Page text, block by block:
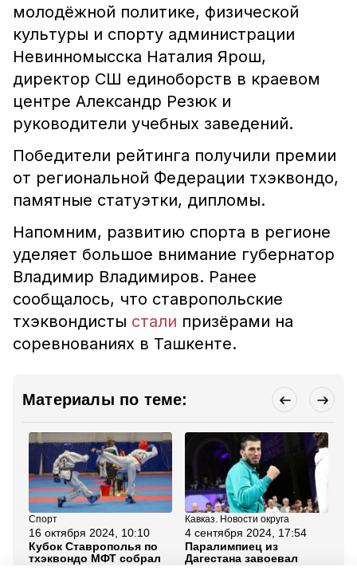
молодёжной политике, физической
культуры и спорту администрации
Невинномысска Наталия Ярош,
директор СШ единоборств в краевом
центре Александр Резюк и
руководители учебных заведений.
Победители рейтинга получили премии
от региональной Федерации тхэквондо,
памятные статуэтки, дипломы.
Напомним, развитию спорта в регионе
уделяет большое внимание губернатор
Владимир Владимиров. Ранее
сообщалось, что ставропольские
тхэквондисты стали призёрами на
соревнованиях в Ташкенте.
Материалы по теме:
Спорт
16 октября 2024, 10:10
Кубок Ставрополья по
тхэквондо МФТ собрал
Кавказ. Новости округа
4 сентября 2024, 17:54
Паралимпиец из
Дагестана завоевал